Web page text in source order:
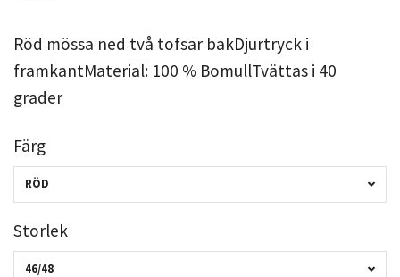
Röd mössa ned två tofsar bakDjurtryck i
framkantMaterial: 100 % BomullTvättas i 40
grader
Färg
RÖD
Storlek
46/48